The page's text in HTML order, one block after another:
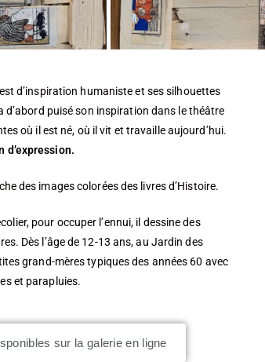
d’inspiration humaniste et ses silhouettes
d’abord puisé son inspiration dans le théâtre
où il est né, où il vit et travaille aujourd’hui.
d’expression.
des images colorées des livres d’Histoire.
pour occuper l’ennui, il dessine des
Dès l’âge de 12-13 ans, au Jardin des
grand-mères typiques des années 60 avec
et parapluies.
sur la galerie en ligne